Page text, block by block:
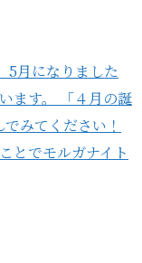
5月になりました
ます。 「４月の誕
みてください！
とでモルガナイト